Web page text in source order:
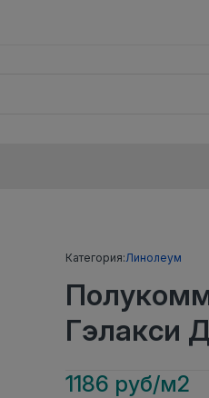
Категория:Линолеум
Гэлакси
1186 руб/м2